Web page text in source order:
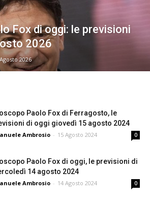
Fox di oggi: le previsioni
2026
2026
Paolo Fox di Ferragosto, le
di oggi giovedì 15 agosto 2024
Ambrosio - 15 Agosto 2024 0
Paolo Fox di oggi, le previsioni di
14 agosto 2024
Ambrosio - 14 Agosto 2024 0